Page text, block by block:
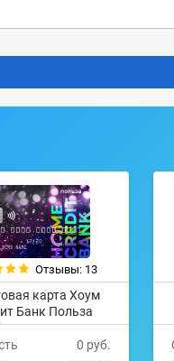
Отзывы: 13
карта Хоум
Банк Польза
0 руб.